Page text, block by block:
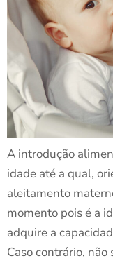
A introdução
idade até a qual,
aleitamento
momento pois é a
adquire a
Caso contrário,